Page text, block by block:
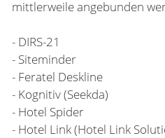
mittlerweile angebunden
- DIRS-21
- Siteminder
- Feratel Deskline
- Kognitiv (Seekda)
- Hotel Spider
- Hotel Link (Hotel Link